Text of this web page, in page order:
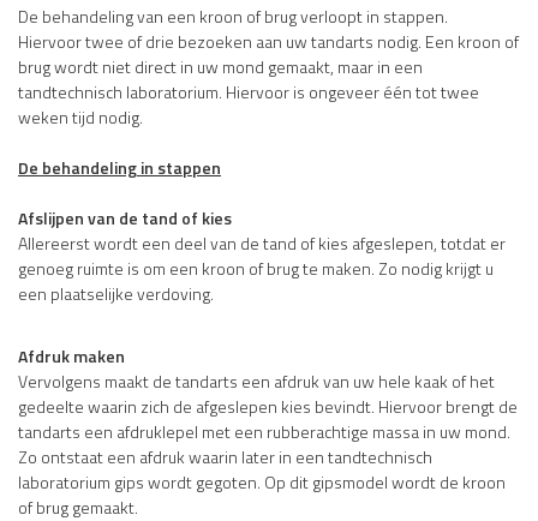
De behandeling van een kroon of brug verloopt in stappen.
Hiervoor twee of drie bezoeken aan uw tandarts nodig. Een kroon of
brug wordt niet direct in uw mond gemaakt, maar in een
tandtechnisch laboratorium. Hiervoor is ongeveer één tot twee
weken tijd nodig.
De behandeling in stappen
Afslijpen van de tand of kies
Allereerst wordt een deel van de tand of kies afgeslepen, totdat er
genoeg ruimte is om een kroon of brug te maken. Zo nodig krijgt u
een plaatselijke verdoving.
Afdruk maken
Vervolgens maakt de tandarts een afdruk van uw hele kaak of het
gedeelte waarin zich de afgeslepen kies bevindt. Hiervoor brengt de
tandarts een afdruklepel met een rubberachtige massa in uw mond.
Zo ontstaat een afdruk waarin later in een tandtechnisch
laboratorium gips wordt gegoten. Op dit gipsmodel wordt de kroon
of brug gemaakt.